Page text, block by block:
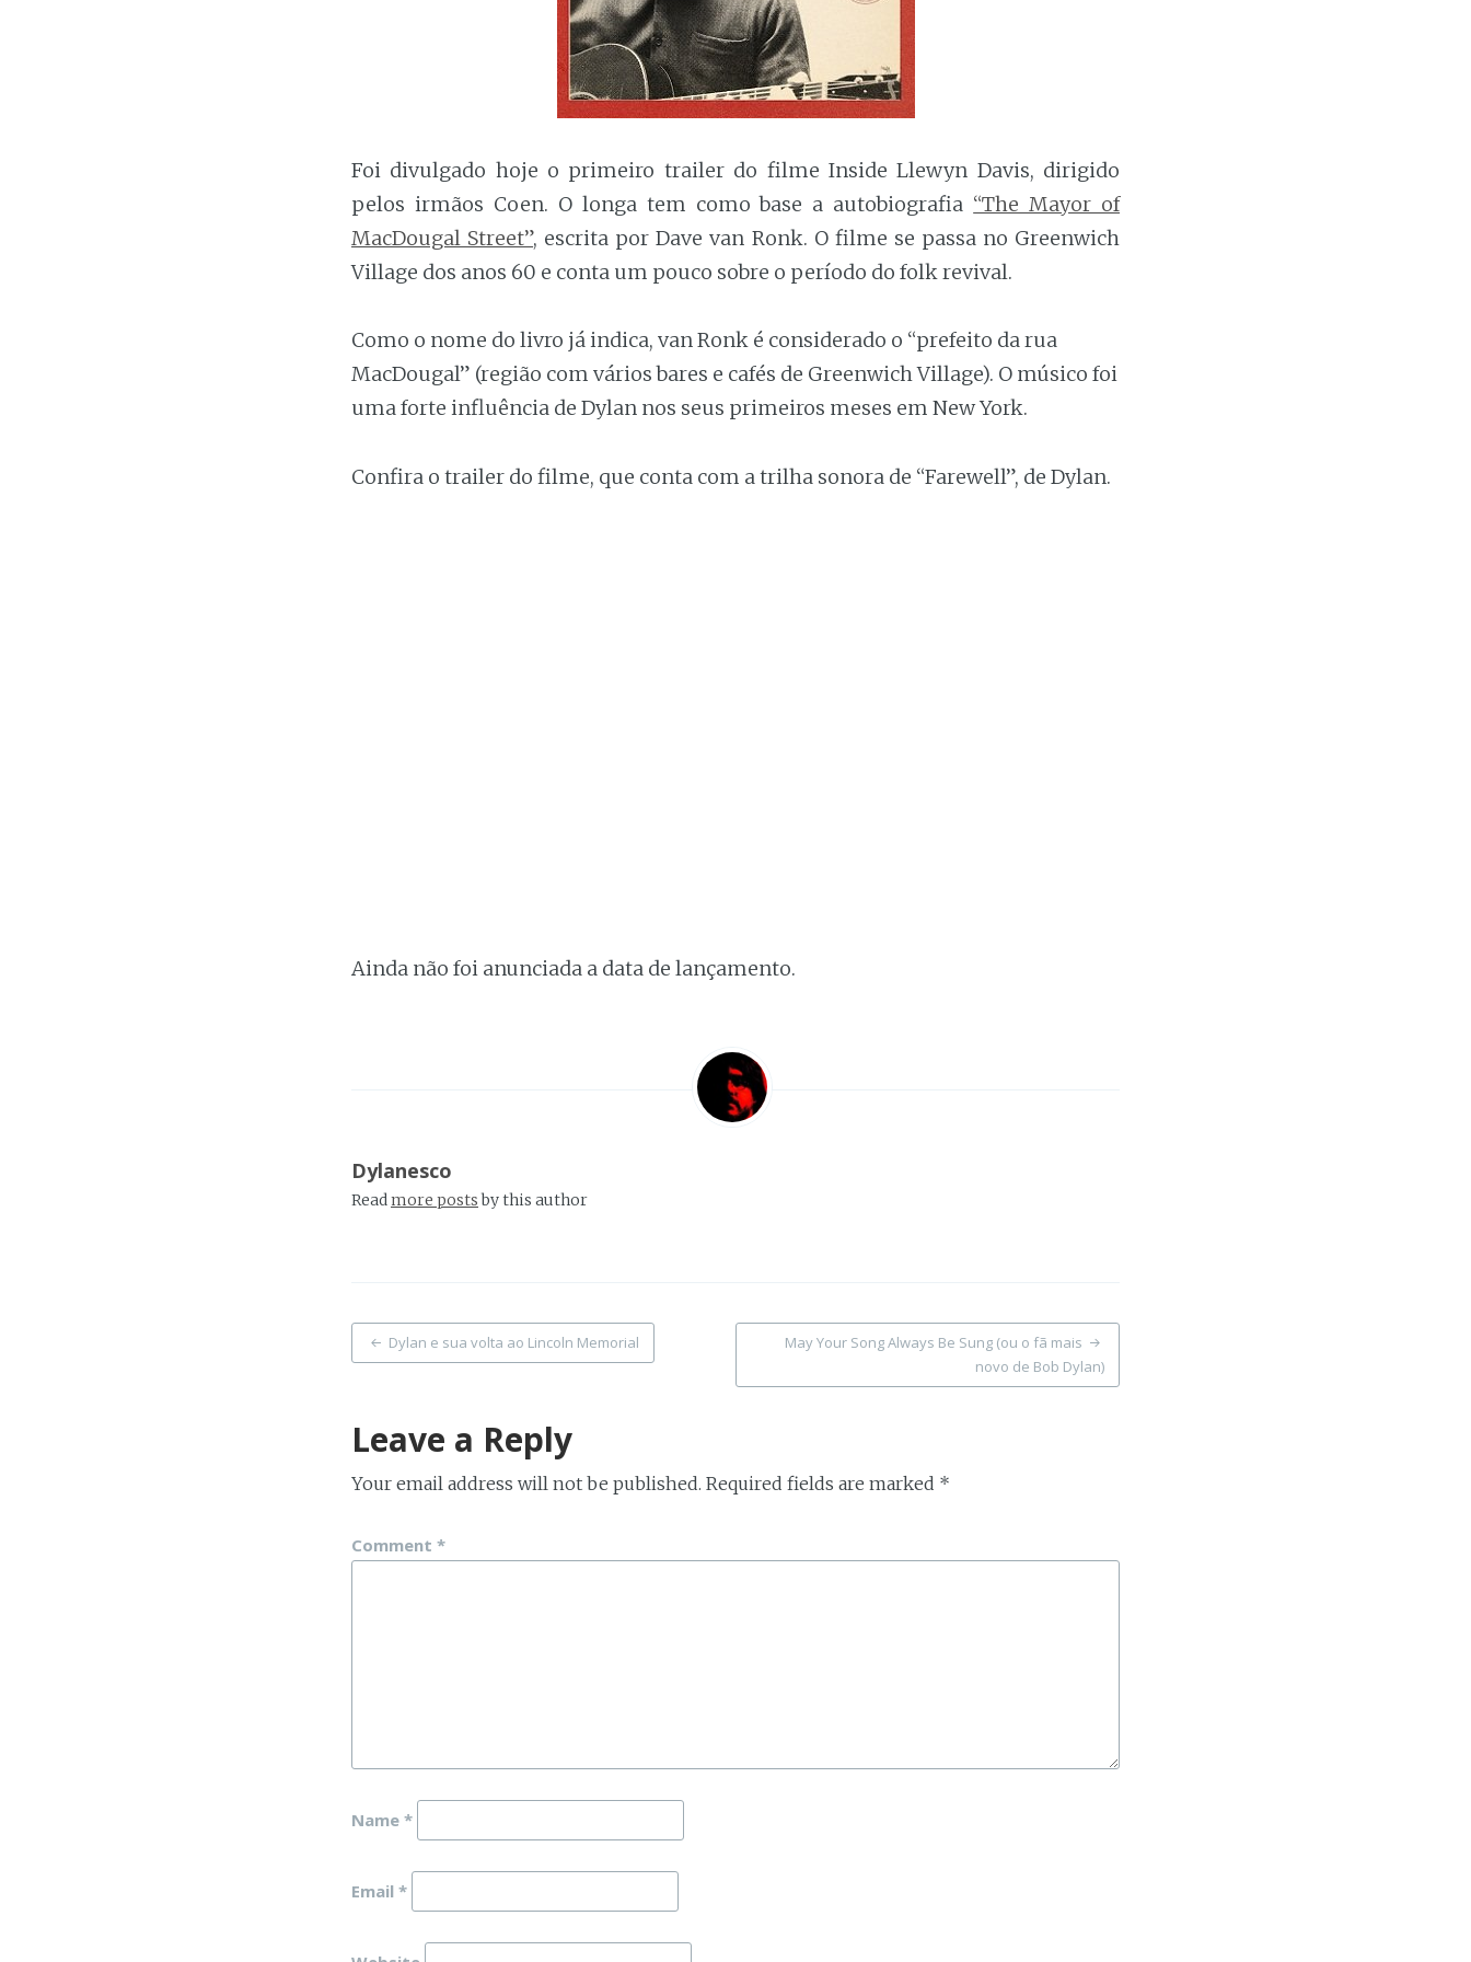
Foi divulgado hoje o primeiro trailer do filme Inside Llewyn Davis, dirigido
pelos irmãos Coen. O longa tem como base a autobiografia “The Mayor of
MacDougal Street”, escrita por Dave van Ronk. O filme se passa no Greenwich
Village dos anos 60 e conta um pouco sobre o período do folk revival.
Como o nome do livro já indica, van Ronk é considerado o “prefeito da rua
MacDougal” (região com vários bares e cafés de Greenwich Village). O músico foi
uma forte influência de Dylan nos seus primeiros meses em New York.
Confira o trailer do filme, que conta com a trilha sonora de “Farewell”, de Dylan.
Ainda não foi anunciada a data de lançamento.
Dylanesco
Readmore postsby this author
Post
Dylan e sua volta ao Lincoln Memorial
May Your Song Always Be Sung (ou o fã mais
novo de Bob Dylan)
Leave a Reply
Your email address will not be published. Required fields are marked *
Comment *
Name *
Email *